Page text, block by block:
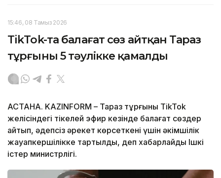
15:46, 08 Тамыз 2026
TikTok-та балағат сөз айтқан Тараз
тұрғыны 5 тәулікке қамалды
АСТАНА. KAZINFORM – Тараз тұрғыны TikTok
желісіндегі тікелей эфир кезінде балағат сөздер
айтып, әдепсіз әрекет көрсеткені үшін әкімшілік
жауапкершілікке тартылды, деп хабарлайды Ішкі
істер министрлігі.